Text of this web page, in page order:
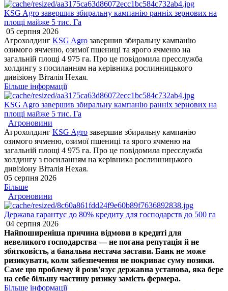
KSG Agro завершив збиральну кампанію ранніх зернових на
площі майже 5 тис. Га
05 серпня 2026
Агрохолдинг KSG Agro завершив збиральну кампанію
озимого ячменю, озимої пшениці та ярого ячменю на
загальній площі 4 975 га. Про це повідомила пресслужба
холдингу з посиланням на керівника рослинницького
дивізіону Віталія Нехая.
Більше інформації
KSG Agro завершив збиральну кампанію ранніх зернових на
площі майже 5 тис. Га
Агроновини
Агрохолдинг KSG Agro завершив збиральну кампанію
озимого ячменю, озимої пшениці та ярого ячменю на
загальній площі 4 975 га. Про це повідомила пресслужба
холдингу з посиланням на керівника рослинницького
дивізіону Віталія Нехая.
05 серпня 2026
Більше
Агроновини
Держава гарантує до 80% кредиту для господарств до 500 га
04 серпня 2026
Найпоширеніша причина відмови в кредиті для
невеликого господарства — не погана репутація й не
збитковість, а банальна нестача застави. Банк не може
ризикувати, коли забезпечення не покриває суму позики.
Саме цю проблему й розв'язує державна установа, яка бере
на себе більшу частину ризику замість фермера.
Більше інформації